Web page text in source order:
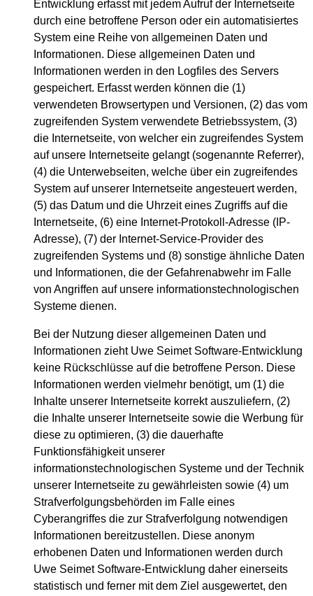
Entwicklung erfasst mit jedem Aufruf der Internetseite
durch eine betroffene Person oder ein automatisiertes
System eine Reihe von allgemeinen Daten und
Informationen. Diese allgemeinen Daten und
Informationen werden in den Logfiles des Servers
gespeichert. Erfasst werden können die (1)
verwendeten Browsertypen und Versionen, (2) das vom
zugreifenden System verwendete Betriebssystem, (3)
die Internetseite, von welcher ein zugreifendes System
auf unsere Internetseite gelangt (sogenannte Referrer),
(4) die Unterwebseiten, welche über ein zugreifendes
System auf unserer Internetseite angesteuert werden,
(5) das Datum und die Uhrzeit eines Zugriffs auf die
Internetseite, (6) eine Internet-Protokoll-Adresse (IP-
Adresse), (7) der Internet-Service-Provider des
zugreifenden Systems und (8) sonstige ähnliche Daten
und Informationen, die der Gefahrenabwehr im Falle
von Angriffen auf unsere informationstechnologischen
Systeme dienen.
Bei der Nutzung dieser allgemeinen Daten und
Informationen zieht Uwe Seimet Software-Entwicklung
keine Rückschlüsse auf die betroffene Person. Diese
Informationen werden vielmehr benötigt, um (1) die
Inhalte unserer Internetseite korrekt auszuliefern, (2)
die Inhalte unserer Internetseite sowie die Werbung für
diese zu optimieren, (3) die dauerhafte
Funktionsfähigkeit unserer
informationstechnologischen Systeme und der Technik
unserer Internetseite zu gewährleisten sowie (4) um
Strafverfolgungsbehörden im Falle eines
Cyberangriffes die zur Strafverfolgung notwendigen
Informationen bereitzustellen. Diese anonym
erhobenen Daten und Informationen werden durch
Uwe Seimet Software-Entwicklung daher einerseits
statistisch und ferner mit dem Ziel ausgewertet, den